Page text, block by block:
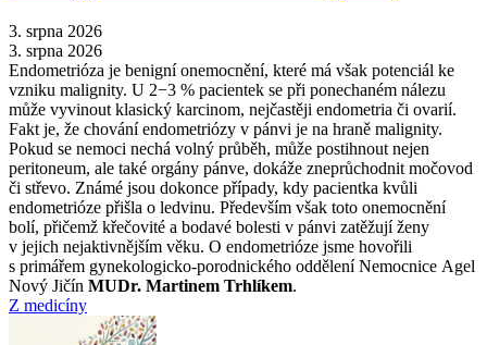
3. srpna 2026
3. srpna 2026
Endometrióza je benigní onemocnění, které má však potenciál ke
vzniku malignity. U 2−3 % pacientek se při ponechaném nálezu
může vyvinout klasický karcinom, nejčastěji endometria či ovarií.
Fakt je, že chování endometriózy v pánvi je na hraně malignity.
Pokud se nemoci nechá volný průběh, může postihnout nejen
peritoneum, ale také orgány pánve, dokáže zneprůchodnit močovod
či střevo. Známé jsou dokonce případy, kdy pacientka kvůli
endometrióze přišla o ledvinu. Především však toto onemocnění
bolí, přičemž křečovité a bodavé bolesti v pánvi zatěžují ženy
v jejich nejaktivnějším věku. O endometrióze jsme hovořili
s primářem gynekologicko-porodnického oddělení Nemocnice Agel
Nový Jičín MUDr. Martinem Trhlíkem.
Z medicíny